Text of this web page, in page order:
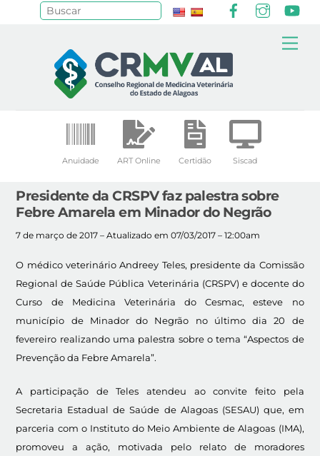
Anuidade ART Online Certidão Siscad
Presidente da CRSPV faz palestra sobre
Febre Amarela em Minador do Negrão
7 de março de 2017 – Atualizado em 07/03/2017 – 12:00am
O médico veterinário Andreey Teles, presidente da Comissão
Regional de Saúde Pública Veterinária (CRSPV) e docente do
Curso de Medicina Veterinária do Cesmac, esteve no
município de Minador do Negrão no último dia 20 de
fevereiro realizando uma palestra sobre o tema “Aspectos de
Prevenção da Febre Amarela”.
A participação de Teles atendeu ao convite feito pela
Secretaria Estadual de Saúde de Alagoas (SESAU) que, em
parceria com o Instituto do Meio Ambiente de Alagoas (IMA),
promoveu a ação, motivada pelo relato de moradores